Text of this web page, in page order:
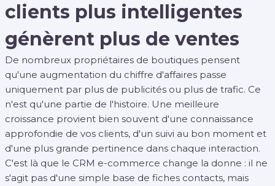
clients plus intelligentes
génèrent plus de ventes
De nombreux propriétaires de boutiques pensent
qu'une augmentation du chiffre d'affaires passe
uniquement par plus de publicités ou plus de trafic. Ce
n'est qu'une partie de l'histoire. Une meilleure
croissance provient bien souvent d'une connaissance
approfondie de vos clients, d'un suivi au bon moment et
d'une plus grande pertinence dans chaque interaction.
C'est là que le CRM e-commerce change la donne : il ne
s'agit pas d'une simple base de fiches contacts, mais